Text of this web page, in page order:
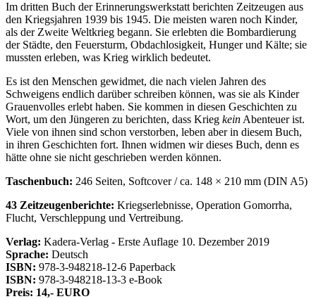
Im dritten Buch der Erinnerungswerkstatt berichten Zeitzeugen aus
den Kriegsjahren 1939 bis 1945. Die meisten waren noch Kinder,
als der Zweite Weltkrieg begann. Sie erlebten die Bombardierung
der Städte, den Feuersturm, Obdachlosigkeit, Hunger und Kälte; sie
mussten erleben, was Krieg wirklich bedeutet.
Es ist den Menschen gewidmet, die nach vielen Jahren des
Schweigens endlich darüber schreiben können, was sie als Kinder
Grauenvolles erlebt haben. Sie kommen in diesen Geschichten zu
Wort, um den Jüngeren zu berichten, dass Krieg kein Abenteuer ist.
Viele von ihnen sind schon verstorben, leben aber in diesem Buch,
in ihren Geschichten fort. Ihnen widmen wir dieses Buch, denn es
hätte ohne sie nicht geschrieben werden können.
Taschenbuch: 246 Seiten, Softcover / ca. 148 × 210 mm (DIN A5)
43 Zeitzeugenberichte: Kriegserlebnisse, Operation Gomorrha,
Flucht, Verschleppung und Vertreibung.
Verlag: Kadera-Verlag - Erste Auflage 10. Dezember 2019
Sprache: Deutsch
ISBN: 978-3-948218-12-6 Paperback
ISBN: 978-3-948218-13-3 e-Book
Preis: 14,- EURO